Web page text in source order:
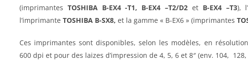
(imprimantes TOSHIBA B-EX4 -T1, B-EX4 –T2/D2 etB-EX4 –T3),
l’imprimante TOSHIBA B-SX8, et la gamme « B-EX6 » (imprimantes
Ces imprimantes sont disponibles, selon les modèles, en
600 dpi et pour des laizes d’impression de 4, 5, 6 et 8″ (env. 104,